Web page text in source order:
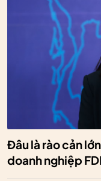
Đâu là rào cản
doanh nghiệp